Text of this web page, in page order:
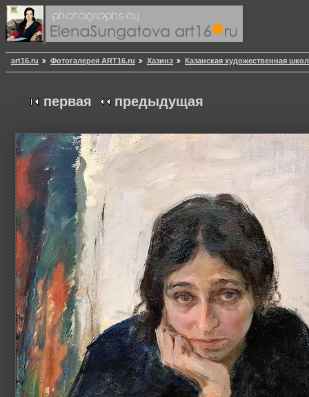
art16.ru Фотогалерея ART16.ru Хазинэ Казанская художественная
первая предыдущая